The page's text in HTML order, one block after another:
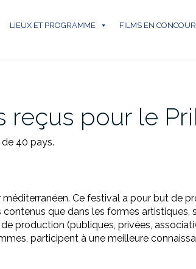
LIEUX ET PROGRAMME FILMS EN
reçus pour le
40 pays.
Ce festival a pour but de
que dans les formes artistiques,
production (publiques, privées,
participent à une meilleure